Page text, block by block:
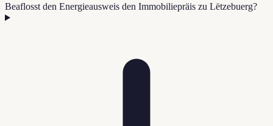
Beaflosst den Energieausweis den Immobiliepräis zu Lëtzebuerg?